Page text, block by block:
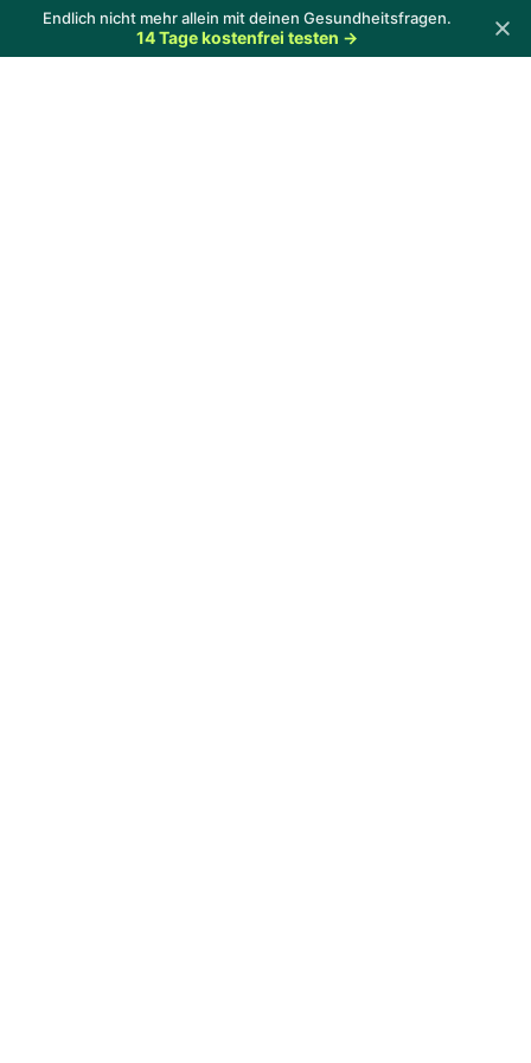
Endlich nicht mehr allein mit deinen Gesundheitsfragen.
14 Tage kostenfrei testen →